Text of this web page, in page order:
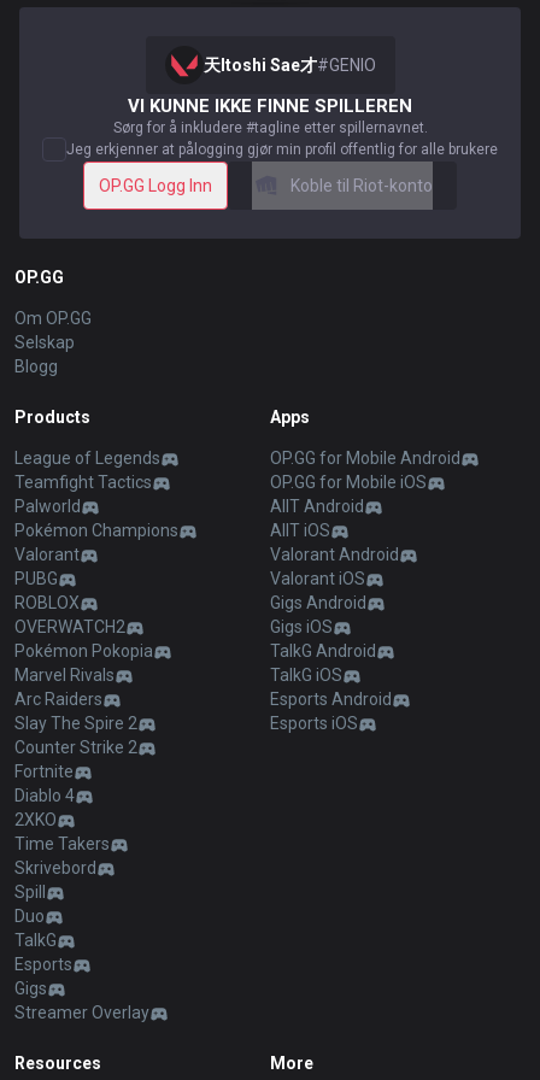
天Itoshi Sae才#GENIO
VI KUNNE IKKE FINNE SPILLEREN
Sørg for å inkludere #tagline etter spillernavnet.
Jeg erkjenner at pålogging gjør min profil offentlig for alle brukere
OP.GG Logg Inn Koble til Riot-konto
OP.GG
Om OP.GG
Selskap
Blogg
Products
League of Legends
Teamfight Tactics
Palworld
Pokémon Champions
Valorant
PUBG
ROBLOX
OVERWATCH2
Pokémon Pokopia
Marvel Rivals
Arc Raiders
Slay The Spire 2
Counter Strike 2
Fortnite
Diablo 4
2XKO
Time Takers
Skrivebord
Spill
Duo
TalkG
Esports
Gigs
Streamer Overlay
Apps
OP.GG for Mobile Android
OP.GG for Mobile iOS
AllT Android
AllT iOS
Valorant Android
Valorant iOS
Gigs Android
Gigs iOS
TalkG Android
TalkG iOS
Esports Android
Esports iOS
Resources More